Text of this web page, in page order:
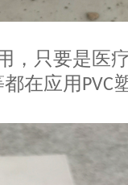
，只要是医
在应用 PVC